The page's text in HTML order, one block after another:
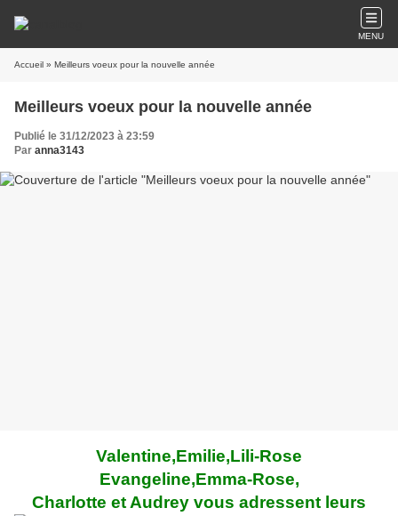
MENU
Accueil » Meilleurs voeux pour la nouvelle année
Meilleurs voeux pour la nouvelle année
Publié le 31/12/2023 à 23:59
Par anna3143
Valentine,Emilie,Lili-Rose
Evangeline,Emma-Rose,
Charlotte et Audrey vous adressent leurs